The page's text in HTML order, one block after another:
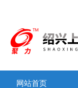
网站首页